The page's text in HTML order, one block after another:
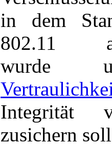
in dem
802.11
wurde
Integrität
zusichern